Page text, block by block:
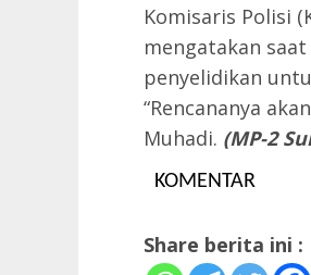
Komisaris Polisi
mengatakan
penyelidikan
“Rencananya
Muhadi. (MP-2
KOMENTAR
Share berita ini :